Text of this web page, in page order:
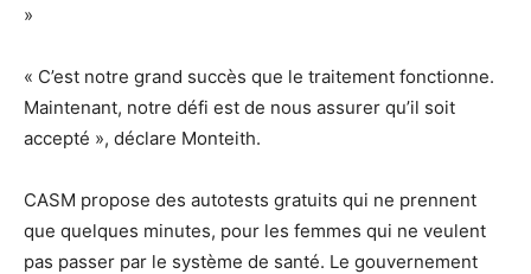
»
« C’est notre grand succès que le traitement fonctionne.
Maintenant, notre défi est de nous assurer qu’il soit
accepté », déclare Monteith.
CASM propose des autotests gratuits qui ne prennent
que quelques minutes, pour les femmes qui ne veulent
pas passer par le système de santé. Le gouvernement